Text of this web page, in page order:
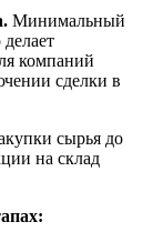
Минимальный
делает
компаний
сделки в
сырья до
на склад